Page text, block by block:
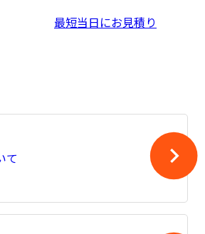
最短当日にお見積り
て